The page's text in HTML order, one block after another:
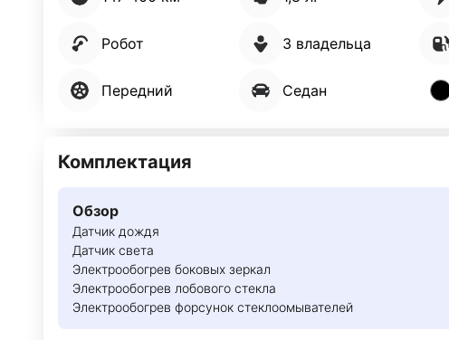
Робот 3 владельца
Передний Седан
Комплектация
Обзор
Датчик дождя
Датчик света
Электрообогрев боковых зеркал
Электрообогрев лобового стекла
Электрообогрев форсунок стеклоомывателей